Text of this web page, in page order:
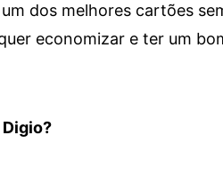
dos melhores cartões
economizar e ter um